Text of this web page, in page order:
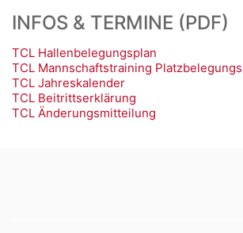
INFOS & TERMINE (PDF)
TCL Hallenbelegungsplan
TCL Mannschaftstraining
TCL Jahreskalender
TCL Beitrittserklärung
TCL Änderungsmitteilung